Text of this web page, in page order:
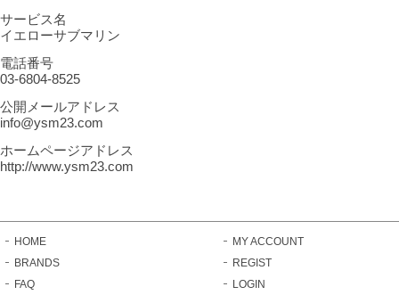
サービス名
イエローサブマリン
電話番号
03-6804-8525
公開メールアドレス
info@ysm23.com
ホームページアドレス
http://www.ysm23.com
HOME
BRANDS
FAQ
MY ACCOUNT
REGIST
LOGIN